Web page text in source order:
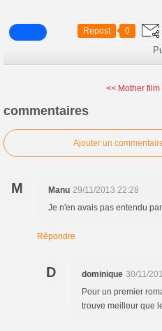
Repost 0
<< Mother
commentaires
Ajouter un
M Manu 29/11/2013 22:28
Je n'en avais pas entendu
Répondre
D dominique 30/11/
Pour un premier
trouve meilleur que